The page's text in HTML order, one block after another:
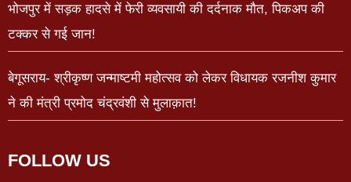
भोजपुर में सड़क हादसे में फेरी व्यवसायी की दर्दनाक मौत, पिकअप की
टक्कर से गई जान!
बेगूसराय- श्रीकृष्ण जन्माष्टमी महोत्सव को लेकर विधायक रजनीश कुमार
ने की मंत्री प्रमोद चंद्रवंशी से मुलाक़ात!
FOLLOW US